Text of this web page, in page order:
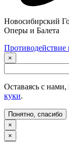
Новосибирский
Оперы и Балета
Противодействие
×
Оставаясь с
куки.
Понятно, спасибо
×
×